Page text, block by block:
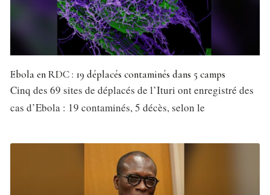
Ebola en RDC : 19 déplacés contaminés dans 5 camps
Cinq des 69 sites de déplacés de l’Ituri ont enregistré des
cas d’Ebola : 19 contaminés, 5 décès, selon le